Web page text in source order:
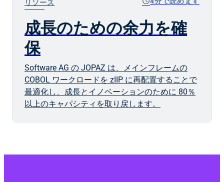
リソース
成長のための余力を確
保
Software AG の JOPAZ は、メインフレームの
COBOL ワークロードを zIIP に再配置することで
最適化し、成長とイノベーションのために 80％
以上のキャパシティを取り戻します。